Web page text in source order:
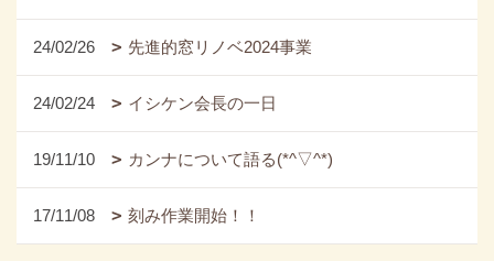
24/02/26 先進的窓リノベ2024事業
24/02/24 イシケン会長の一日
19/11/10 カンナについて語る(*^▽^*)
17/11/08 刻み作業開始！！